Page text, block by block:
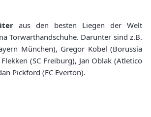
aus den besten Liegen der Welt
Torwarthandschuhe. Darunter sind z.B.
München), Gregor Kobel (Borussia
(SC Freiburg), Jan Oblak (Atletico
Pickford (FC Everton).